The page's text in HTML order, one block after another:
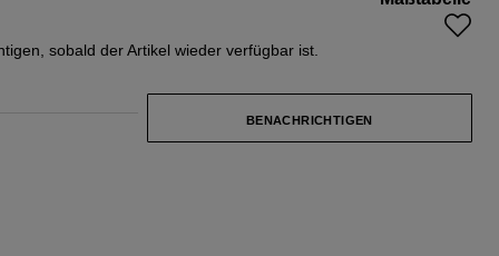
verfügbar.)
zurzeit nicht verfügbar.)
sobald der Artikel wieder verfügbar ist.
BENACHRICHTIGEN